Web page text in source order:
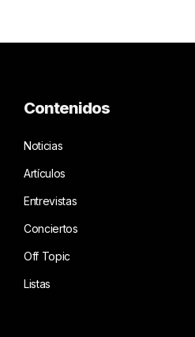
Contenidos
Noticias
Artículos
Entrevistas
Conciertos
Off Topic
Listas